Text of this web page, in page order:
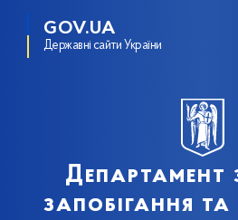
GOV.UA
Державні сайти України
Департамент
запобігання та